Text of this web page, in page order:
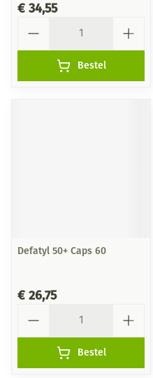
€ 34,55
Bestel
Defatyl 50+ Caps 60
€ 26,75
Bestel